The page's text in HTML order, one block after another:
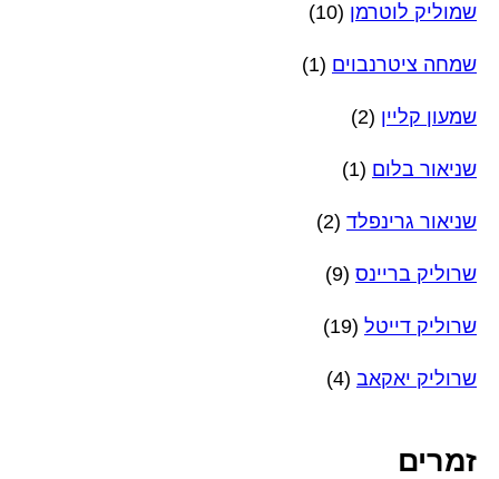
שמוליק לוטרמן (10)
שמחה ציטרנבוים (1)
שמעון קליין (2)
שניאור בלום (1)
שניאור גרינפלד (2)
שרוליק בריינס (9)
שרוליק דייטל (19)
שרוליק יאקאב (4)
זמרים